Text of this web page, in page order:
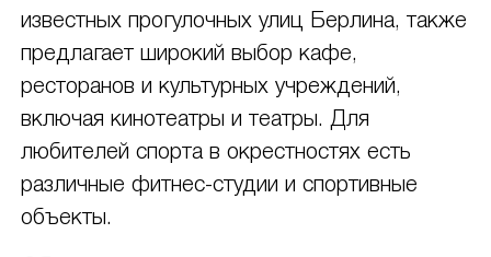
известных прогулочных улиц Берлина, также
предлагает широкий выбор кафе,
ресторанов и культурных учреждений,
включая кинотеатры и театры. Для
любителей спорта в окрестностях есть
различные фитнес-студии и спортивные
объекты.